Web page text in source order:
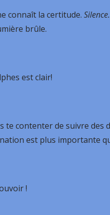
connaît la certitude.
brûle.
est clair!
te contenter de suivre des
est plus importante
!